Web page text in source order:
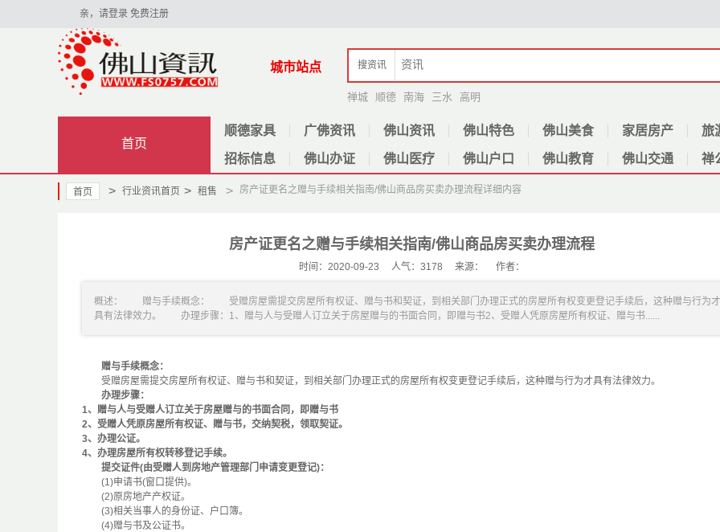
亲，请登录 免费注册
城市站点 搜资讯
禅城 顺德 南海 三水 高明
首页
顺德家具 广佛资讯 佛山资讯 佛山特色 佛山美食 家居房产 旅
招标信息 佛山办证 佛山医疗 佛山户口 佛山教育 佛山交通 禅
首页 > 行业资讯首页 > 租售 > 房产证更名之赠与手续相关指南/佛山商品房买卖办理流程详细内容
房产证更名之赠与手续相关指南/佛山商品房买卖办理流程
时间：2020-09-23 人气：3178 来源： 作者：
概述： 赠与手续概念： 受赠房屋需提交房屋所有权证、赠与书和契证，到相关部门办理正式的房屋所有权变更登记手续后，这种赠与行为才
具有法律效力。 办理步骤：1、赠与人与受赠人订立关于房屋赠与的书面合同，即赠与书2、受赠人凭原房屋所有权证、赠与书......
赠与手续概念：
受赠房屋需提交房屋所有权证、赠与书和契证，到相关部门办理正式的房屋所有权变更登记手续后，这种赠与行为才具有法律效力。
办理步骤：
1、赠与人与受赠人订立关于房屋赠与的书面合同，即赠与书
2、受赠人凭原房屋所有权证、赠与书，交纳契税，领取契证。
3、办理公证。
4、办理房屋所有权转移登记手续。
提交证件(由受赠人到房地产管理部门申请变更登记)：
(1)申请书(窗口提供)。
(2)原房地产产权证。
(3)相关当事人的身份证、户口簿。
(4)赠与书及公证书。